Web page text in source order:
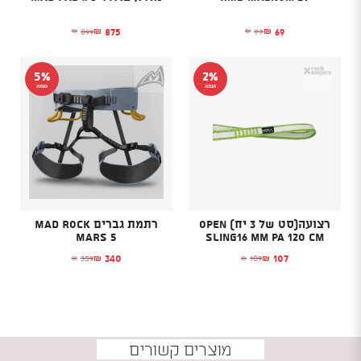
₪ 77
המחיר המקורי היה: ₪77.₪ 69 המחיר הנוכחי הוא: ₪69. ₪ 899
המחיר המקורי היה: ₪899.₪ 875 המחיר הנוכחי הוא: ₪875.
2%
הנחה
רצועה(סט של 3 יח) Open
Sling16 mm PA 120 cm
₪ 109
המחיר המקורי היה: ₪109.₪ 107 המחיר הנוכחי הוא: ₪107.
5%
הנחה
רתמת גברים MAD ROCK
MARS 5
₪ 359
המחיר המקורי היה: ₪359.₪ 340 המחיר הנוכחי הוא: ₪340.
מוצרים קשורים